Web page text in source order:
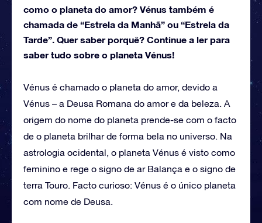
como o planeta do amor? Vénus também é
chamada de “Estrela da Manhã” ou “Estrela da
Tarde”. Quer saber porquê? Continue a ler para
saber tudo sobre o planeta Vénus!
Vénus é chamado o planeta do amor, devido a
Vénus – a Deusa Romana do amor e da beleza. A
origem do nome do planeta prende-se com o facto
de o planeta brilhar de forma bela no universo. Na
astrologia ocidental, o planeta Vénus é visto como
feminino e rege o signo de ar Balança e o signo de
terra Touro. Facto curioso: Vénus é o único planeta
com nome de Deusa.